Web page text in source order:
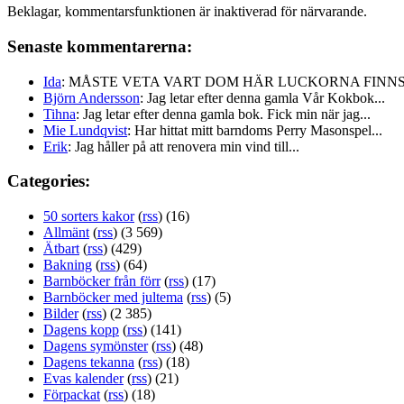
Beklagar, kommentarsfunktionen är inaktiverad för närvarande.
Senaste kommentarerna:
Ida: MÅSTE VETA VART DOM HÄR LUCKORNA
Björn Andersson: Jag letar efter denna gamla Vår Kokbok...
Tihna: Jag letar efter denna gamla bok. Fick min när jag...
Mie Lundqvist: Har hittat mitt barndoms Perry Masonspel...
Erik: Jag håller på att renovera min vind till...
Categories:
50 sorters kakor(rss) (16)
Allmänt (rss) (3 569)
Ätbart (rss) (429)
Bakning (rss) (64)
Barnböcker från förr(rss) (17)
Barnböcker med jultema (rss) (5)
Bilder(rss) (2 385)
Dagens kopp (rss) (141)
Dagens symönster(rss) (48)
Dagens tekanna (rss) (18)
Evas kalender(rss) (21)
Förpackat (rss) (18)